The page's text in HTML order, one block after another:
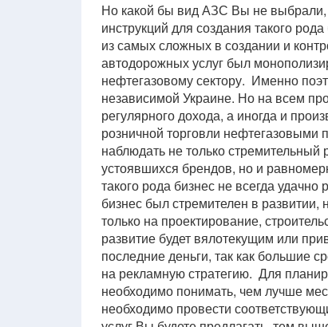
Но какой бы вид АЗС Вы не выбрали,
инструкций для создания такого
из самых сложных в создании и
автодорожных услуг был
нефтегазовому сектору. Именно
независимой Украине. Но на всем
регулярного дохода, а иногда и
розничной торговли
наблюдать не только стремительный
устоявшихся брендов, но и
такого рода бизнес не всегда
бизнес был стремителен в
только на проектирование,
развитие будет вялотекущим или
последние деньги, так как большие
на рекламную стратегию. Для
необходимо понимать, чем лучше
необходимо провести